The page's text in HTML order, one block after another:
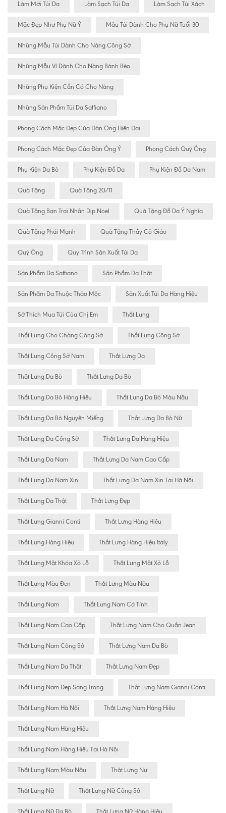
Làm Mới Túi Da Làm Sạch Túi Da Làm Sạch Túi Xách
Mặc Đẹp Như Phụ Nữ Ý Mẫu Túi Dành Cho Phụ Nữ Tuổi 30
Những Mẫu Túi Dành Cho Nàng Công Sở
Những Mẫu Ví Dành Cho Nàng Bánh Bèo
Những Phụ Kiện Cần Có Cho Nàng
Những Sản Phẩm Túi Da Saffiano
Phong Cách Mặc Đẹp Của Đàn Ông Hiện Đại
Phong Cách Mặc Đẹp Của Đàn Ông Ý Phong Cách Quý Ông
Phụ Kiện Da Bò Phụ Kiện Đồ Da Phụ Kiện Đồ Da Nam
Quà Tặng Quà Tặng 20/11
Quà Tặng Bạn Trai Nhân Dịp Noel Quà Tặng Đồ Da Ý Nghĩa
Quà Tặng Phái Mạnh Quà Tặng Thầy Cô Giáo
Quý Ông Quy Trình Sản Xuất Túi Da
Sản Phẩm Da Saffiano Sản Phẩm Da Thật
Sản Phẩm Da Thuộc Thảo Mộc Sản Xuất Túi Da Hàng Hiệu
Sở Thích Mua Túi Của Chị Em Thắt Lưng
Thắt Lưng Cho Chàng Công Sở Thắt Lưng Công Sở
Thắt Lưng Công Sở Nam Thắt Lưng Da
Thăt Lưng Da Bò Thắt Lưng Da Bò
Thắt Lưng Da Bò Hàng Hiêu Thắt Lưng Da Bò Màu Nâu
Thắt Lưng Da Bò Nguyên Miếng Thắt Lưng Da Bò Nữ
Thắt Lưng Da Công Sở Thắt Lưng Da Hàng Hiệu
Thắt Lưng Da Nam Thắt Lưng Da Nam Cao Cấp
Thắt Lưng Da Nam Xịn Thắt Lưng Da Nam Xịn Tại Hà Nội
Thắt Lưng Da Thật Thắt Lưng Đẹp
Thắt Lưng Gianni Conti Thắt Lưng Hàng Hiêu
Thắt Lưng Hàng Hiệu Thắt Lưng Hàng Hiệu Italy
Thắt Lưng Mặt Khóa Xỏ Lỗ Thắt Lưng Mặt Xỏ Lỗ
Thắt Lưng Màu Đen Thắt Lưng Màu Nâu
Thắt Lưng Nam Thắt Lưng Nam Cá Tính
Thắt Lưng Nam Cao Cấp Thắt Lưng Nam Cho Quần Jean
Thắt Lưng Nam Công Sở Thắt Lưng Nam Da Bò
Thắt Lưng Nam Da Thật Thắt Lưng Nam Đẹp
Thắt Lưng Nam Đẹp Sang Trọng Thắt Lưng Nam Gianni Conti
Thắt Lưng Nam Hà Nội Thắt Lưng Nam Hàng Hiêu
Thắt Lưng Nam Hàng Hiệu
Thắt Lưng Nam Hàng Hiệu Tại Hà Nội
Thắt Lưng Nam Màu Nâu Thăt Lưng Nư
Thắt Lưng Nữ Thắt Lưng Nữ Công Sở